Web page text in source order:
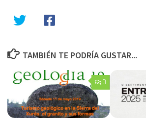
TAMBIÉN TE PODRÍA GUSTAR...
0